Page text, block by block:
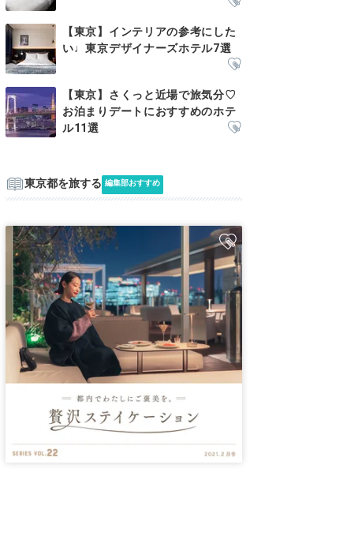
【東京】インテリアの参考にした
い♩東京デザイナーズホテル7選
【東京】さくっと近場で旅気分♡
お泊まりデートにおすすめのホテ
ル11選
東京都を旅する 編集部おすすめ